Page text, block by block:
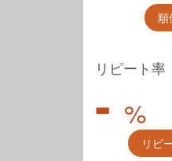
順
リピート率
- %
リピ